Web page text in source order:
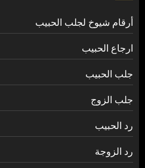
أرقام شيوخ لجلب الحبيب
ارجاع الحبيب
جلب الحبيب
جلب الزوج
رد الحبيب
رد الزوجة